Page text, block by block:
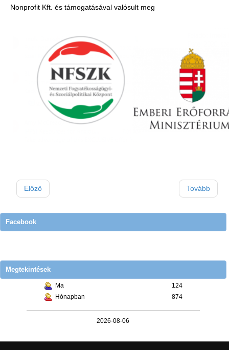
Nonprofit Kft. és támogatásával valósult meg
Előző Tovább
Facebook
Megtekintések
Ma
124
Hónapban
874
2026-08-06